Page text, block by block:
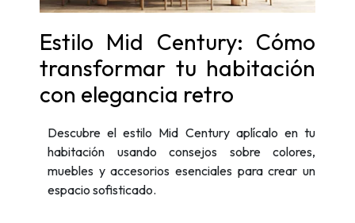
Estilo Mid Century: Cómo
transformar tu habitación
con elegancia retro
Descubre el estilo Mid Century aplícalo en tu
habitación usando consejos sobre colores,
muebles y accesorios esenciales para crear un
espacio sofisticado.